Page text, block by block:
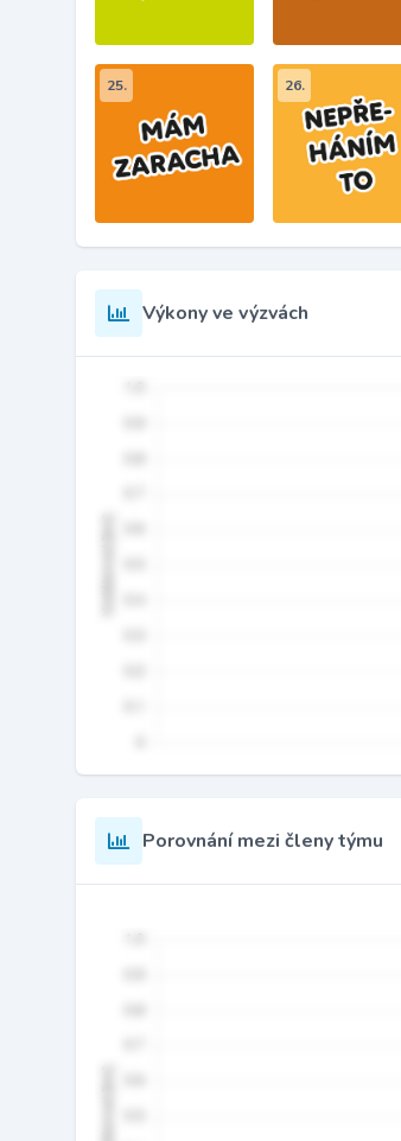
25. 26.
Výkony ve výzvách
Porovnání mezi členy týmu